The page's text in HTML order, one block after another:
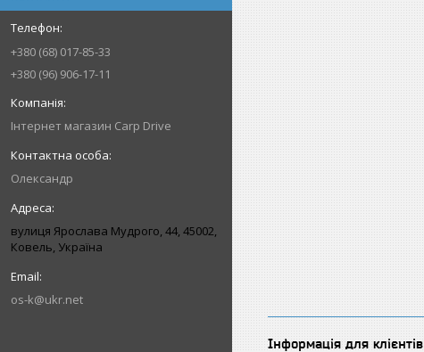
+380 (68) 017-85-33
+380 (96) 906-17-11
Інтернет магазин Carp Drive
Олександр
вулиця Ярослава Мудрого, 44, 45002,
Ковель, Україна
os-k@ukr.net
Інформація для клієнтів